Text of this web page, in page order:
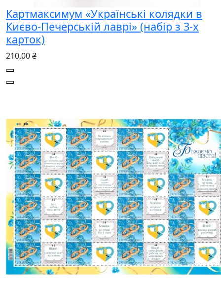
Картмаксимум «Українські колядки в
Києво-Печерській лаврі» (набір з 3-х
карток)
210.00 ₴